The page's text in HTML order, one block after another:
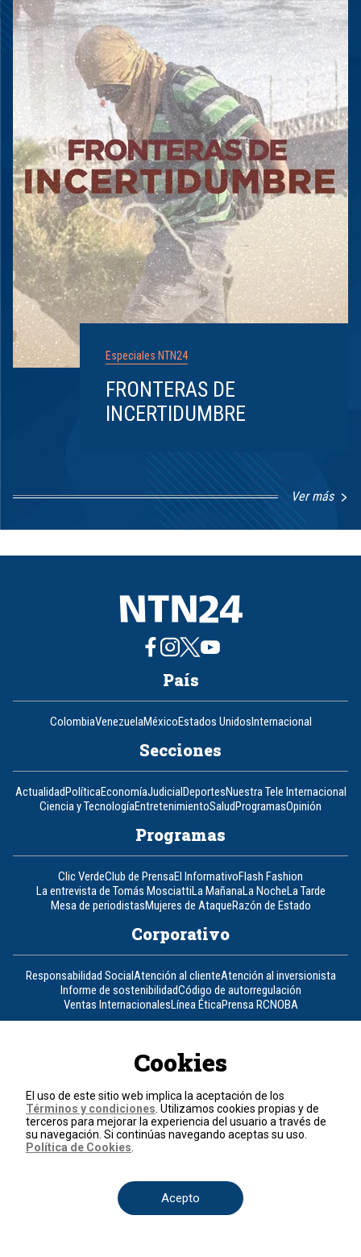
Especiales NTN24
FRONTERAS DE
INCERTIDUMBRE
Ver más
1
8
País
ColombiaVenezuelaMéxicoEstados UnidosInternacional
Secciones
ActualidadPolíticaEconomíaJudicialDeportesNuestra Tele Internacional
Ciencia y TecnologíaEntretenimientoSaludProgramasOpinión
Programas
Clic VerdeClub de PrensaEl InformativoFlash Fashion
La entrevista de Tomás MosciattiLa MañanaLa NocheLa Tarde
Mesa de periodistasMujeres de AtaqueRazón de Estado
Corporativo
Responsabilidad SocialAtención al clienteAtención al inversionista
Informe de sostenibilidadCódigo de autorregulación
Ventas InternacionalesLínea ÉticaPrensa RCNOBA
Noticias RCNRCN RadioLa República
Nuestra Tele Internacional
Novelas Fides
TDT
Un producto de RCN TelevisiónRCN Total
Contáctenos
Política de datos personales
Cookies
El uso de este sitio web implica la aceptación de los
Términos y condiciones . Utilizamos cookies propias y de
terceros para mejorar la experiencia del usuario a través de
su navegación. Si continúas navegando aceptas su uso.
Política de Cookies
Acepto